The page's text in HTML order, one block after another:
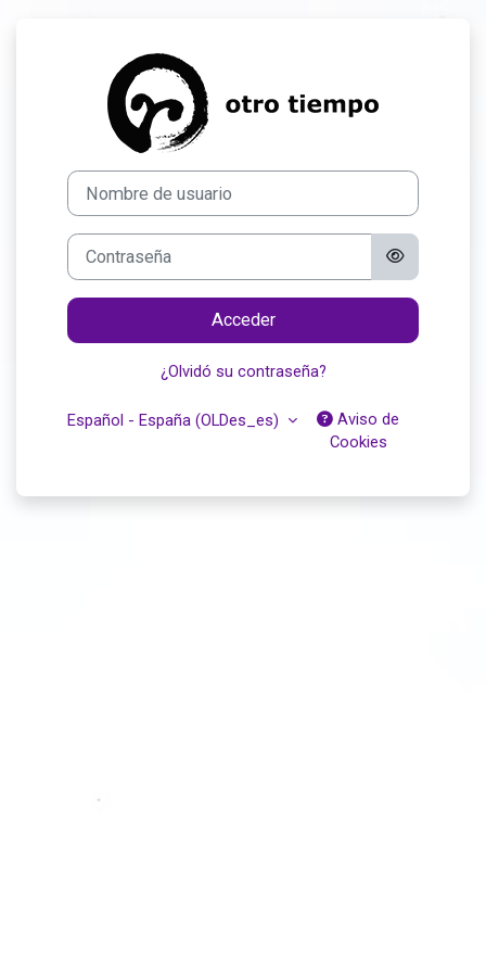
Nombre de usuario
Contraseña
Acceder
¿Olvidó su contraseña?
Español - España ‎(OLDes_es)‎
Aviso de
Cookies